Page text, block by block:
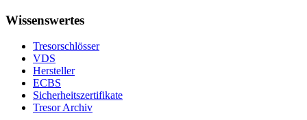
Wissenswertes
Tresorschlösser
VDS
Hersteller
ECBS
Sicherheitszertifikate
Tresor Archiv